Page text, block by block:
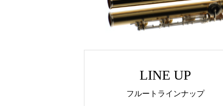
LINE UP
フルートラインナップ